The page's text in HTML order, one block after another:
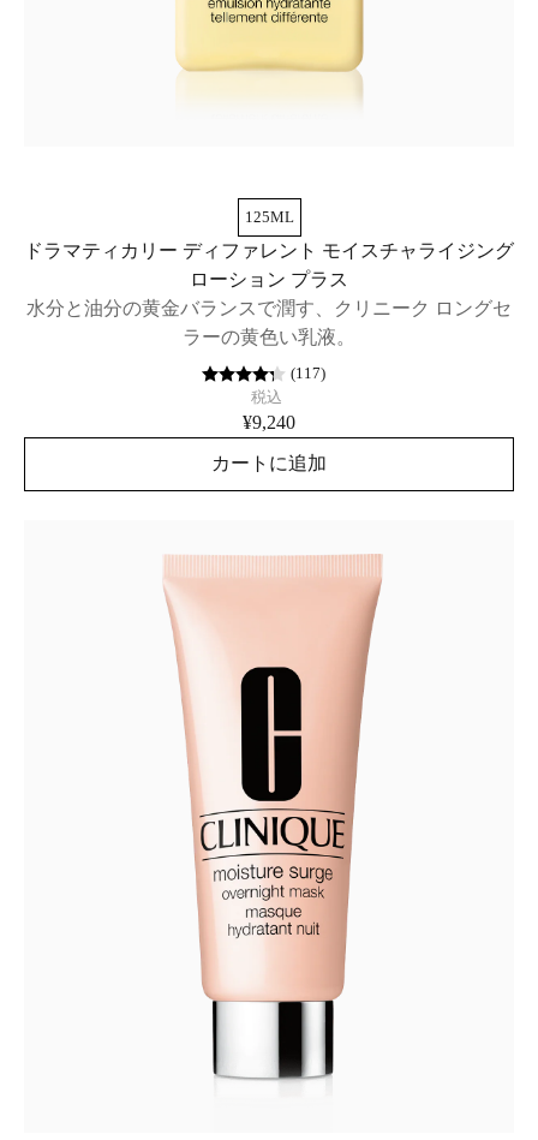
125ML
ドラマティカリー ディファレント モイスチャライジング
ローション プラス
水分と油分の黄金バランスで潤す、クリニーク ロングセ
ラーの黄色い乳液。
(117)
税込
¥9,240
カートに追加